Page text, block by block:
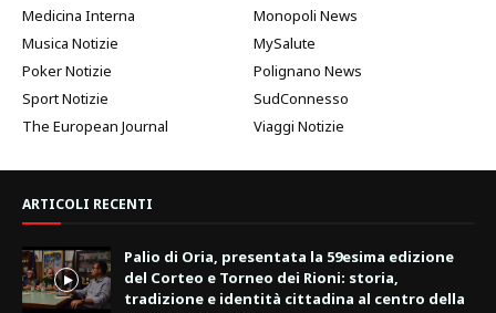
Medicina Interna
Monopoli News
Musica Notizie
MySalute
Poker Notizie
Polignano News
Sport Notizie
SudConnesso
The European Journal
Viaggi Notizie
ARTICOLI RECENTI
Palio di Oria, presentata la 59esima edizione
del Corteo e Torneo dei Rioni: storia,
tradizione e identità cittadina al centro della